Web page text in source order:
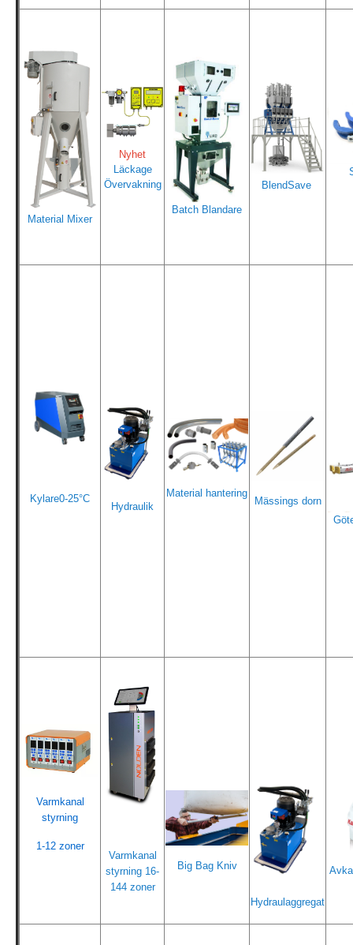
Material Mixer
Nyhet
Läckage
Övervakning
Batch Blandare
BlendSave
Kylare0-25°C
Hydraulik
Material hantering
Mässings dorn
Varmkanal
styrning
1-12 zoner
Varmkanal
styrning 16-
144 zoner
Big Bag Kniv
Hydraulaggregat